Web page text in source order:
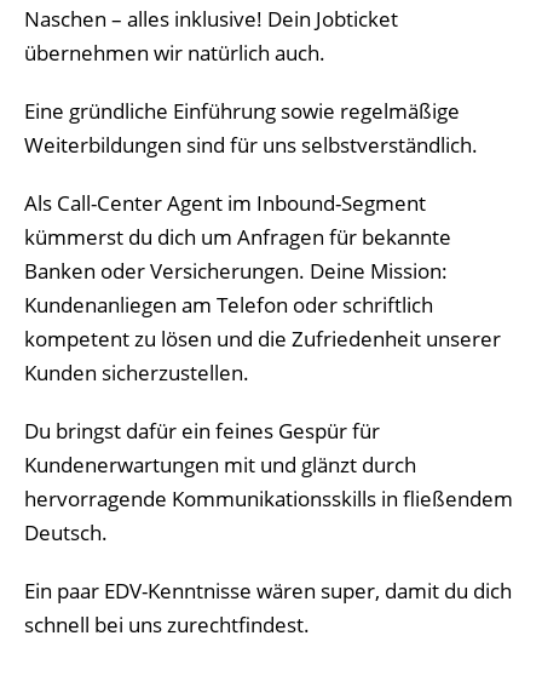
Naschen – alles inklusive! Dein Jobticket
übernehmen wir natürlich auch.
Eine gründliche Einführung sowie regelmäßige
Weiterbildungen sind für uns selbstverständlich.
Als Call-Center Agent im Inbound-Segment
kümmerst du dich um Anfragen für bekannte
Banken oder Versicherungen. Deine Mission:
Kundenanliegen am Telefon oder schriftlich
kompetent zu lösen und die Zufriedenheit unserer
Kunden sicherzustellen.
Du bringst dafür ein feines Gespür für
Kundenerwartungen mit und glänzt durch
hervorragende Kommunikationsskills in fließendem
Deutsch.
Ein paar EDV-Kenntnisse wären super, damit du dich
schnell bei uns zurechtfindest.